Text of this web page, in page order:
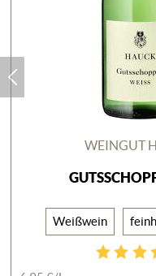
WEINGUT
Weißwein